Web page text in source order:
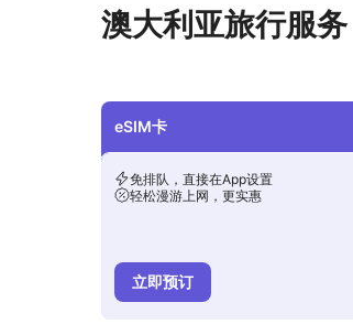
澳大利亚旅行服务
eSIM卡
免排队，直接在App设置
轻松漫游上网，更实惠
立即预订